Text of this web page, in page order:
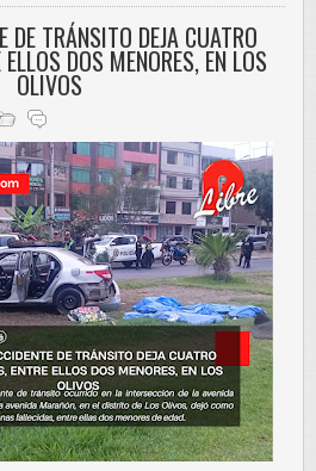
DE TRÁNSITO DEJA CUATRO
DOS MENORES, EN LOS
OLIVOS